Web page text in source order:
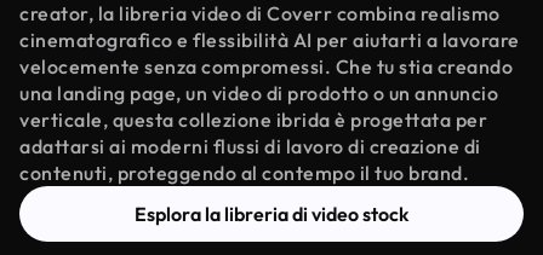
creator, la libreria video di Coverr combina realismo
cinematografico e flessibilità AI per aiutarti a lavorare
velocemente senza compromessi. Che tu stia creando
una landing page, un video di prodotto o un annuncio
verticale, questa collezione ibrida è progettata per
adattarsi ai moderni flussi di lavoro di creazione di
contenuti, proteggendo al contempo il tuo brand.
Esplora la libreria di video stock